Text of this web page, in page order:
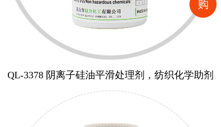
购
QL-3378 阴离子硅油平滑处理剂，纺织化学助剂